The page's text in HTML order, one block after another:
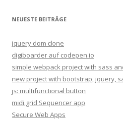
NEUESTE BEITRÄGE
jquery dom clone
digiboarder auf codepen.io
simple webpack project with sass
new project with bootstrap, jquery,
js: multifunctional button
midi.grid Sequencer app
Secure Web Apps